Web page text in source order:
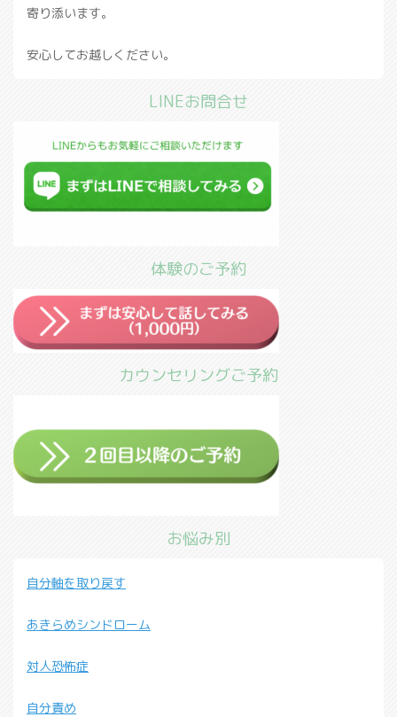
寄り添います。
安心してお越しください。
LINEお問合せ
体験のご予約
カウンセリングご予約
お悩み別
自分軸を取り戻す
あきらめシンドローム
対人恐怖症
自分責め